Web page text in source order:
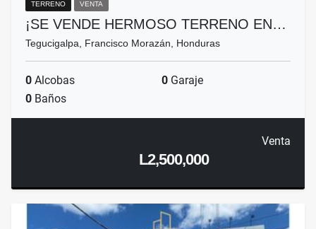
TERRENO VENTA
¡SE VENDE HERMOSO TERRENO EN…
Tegucigalpa, Francisco Morazán, Honduras
0 Alcobas 0 Garaje
0 Baños
Venta
L2,500,000